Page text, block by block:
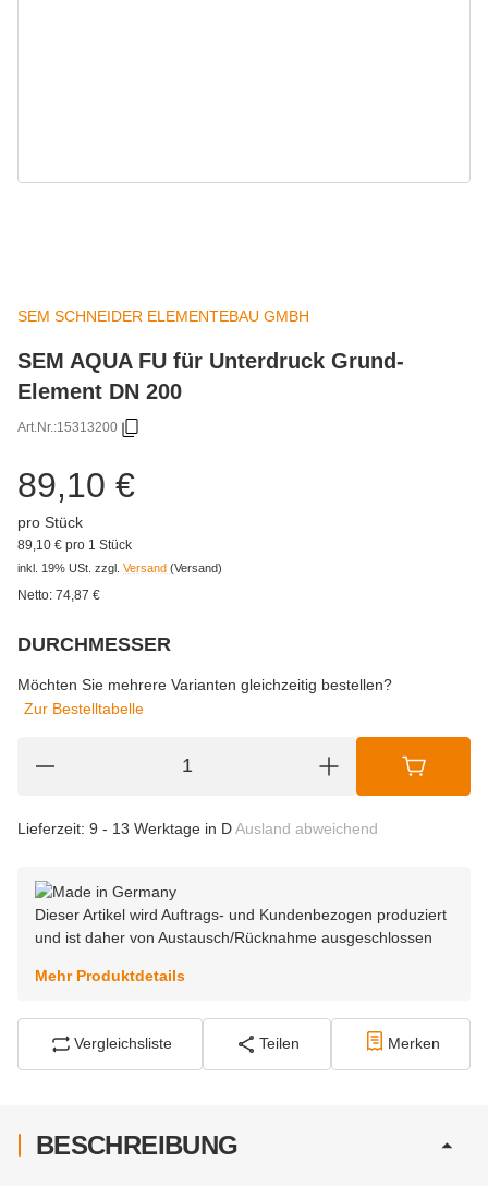
SEM SCHNEIDER ELEMENTEBAU GMBH
SEM AQUA FU für Unterdruck Grund-
Element DN 200
Art.Nr.:15313200
89,10 €
pro Stück
89,10 € pro 1 Stück
inkl. 19% USt. zzgl. Versand (Versand)
Netto: 74,87 €
DURCHMESSER
Möchten Sie mehrere Varianten gleichzeitig bestellen?
Zur Bestelltabelle
Lieferzeit: 9 - 13 Werktage in DAusland abweichend
Dieser Artikel wird Auftrags- und Kundenbezogen produziert
und ist daher von Austausch/Rücknahme ausgeschlossen
Mehr Produktdetails
Vergleichsliste Teilen Merken
BESCHREIBUNG